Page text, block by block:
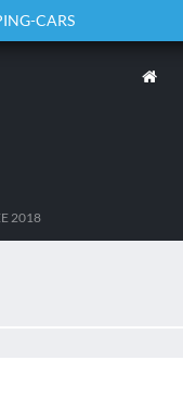
CARS
2018